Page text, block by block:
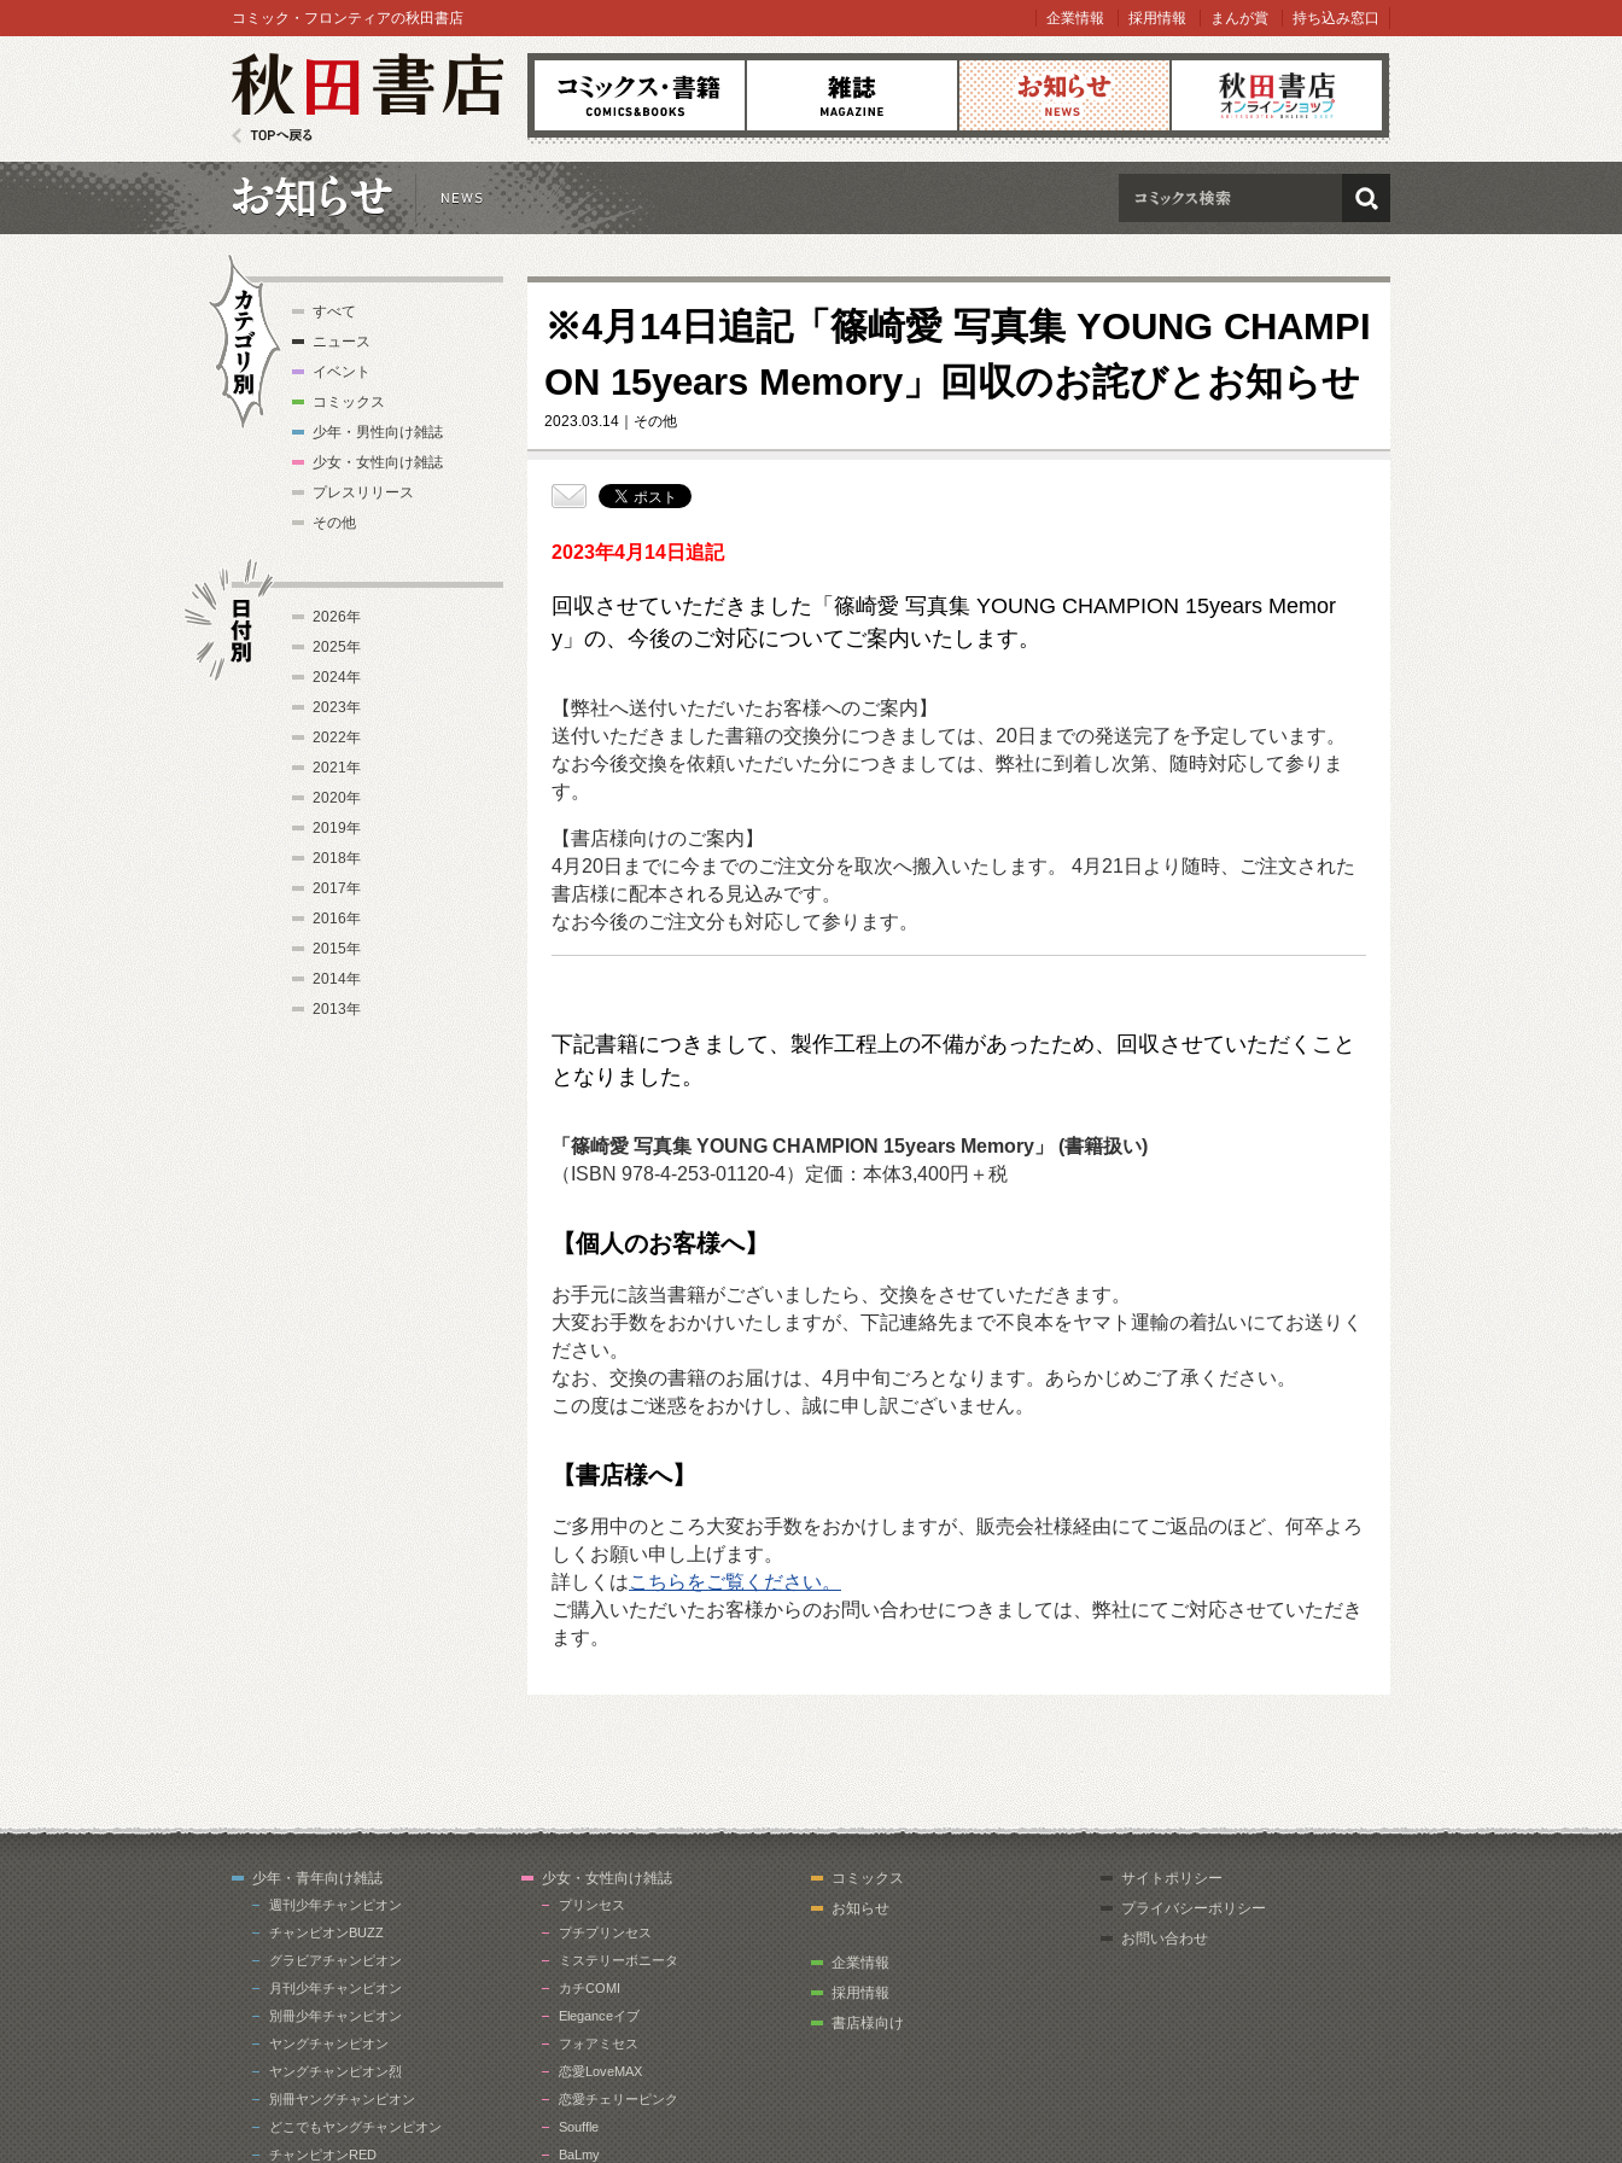
秋田書店
コミックス 雑誌 お知らせ オンラインショップ
TOPへ戻る
コミック・フロンティアの秋田書店 企業情報 採用情報 まんが賞 持ち込み窓口
検索
※4月14日追記「篠崎愛 写真集 YOUNG CHAMPI
ON 15years Memory」回収のお詫びとお知らせ
2023.03.14 その他
2023年4月14日追記
回収させていただきました「篠崎愛 写真集 YOUNG CHAMPION 15years Memor
y」の、 今後のご対応についてご案内いたします。
【弊社へ送付いただいたお客様へのご案内】
送付いただきました書籍の交換分につきましては、20日までの発送完了を予定しています。
なお今後交換を依頼いただいた分につきましては、弊社に到着し次第、随時対応して参りま
す。
【書店様向けのご案内】
4月20日までに今までのご注文分を取次へ搬入いたします。 4月21日より随時、ご注文された
書店様に配本される見込みです。
なお今後のご注文分も対応して参ります。
下記書籍につきまして、製作工程上の不備があったため、回収させていただくこと
となりました。
「篠崎愛 写真集 YOUNG CHAMPION 15years Memory」 (書籍扱い)
（ISBN 978-4-253-01120-4）定価：本体3,400円＋税
【個人のお客様へ】
お手元に該当書籍がございましたら、交換をさせていただきます。
大変お手数をおかけいたしますが、下記連絡先まで不良本をヤマト運輸の着払いにてお送りく
ださい。
なお、交換の書籍のお届けは、4月中旬ごろとなります。あらかじめご了承ください。
この度はご迷惑をおかけし、誠に申し訳ございません。
【書店様へ】
ご多用中のところ大変お手数をおかけしますが、販売会社様経由にてご返品のほど、何卒よろ
しくお願い申し上げます。
詳しくはこちらをご覧ください。
ご購入いただいたお客様からのお問い合わせにつきましては、弊社にてご対応させていただき
ます。
すべて
ニュース
イベント
コミックス
少年・男性向け雑誌
少女・女性向け雑誌
プレスリリース
その他
2026年
2025年
2024年
2023年
2022年
2021年
2020年
2019年
2018年
2017年
2016年
2015年
2014年
2013年
少年・青年向け雑誌
週刊少年チャンピオン
チャンピオンBUZZ
グラビアチャンピオン
月刊少年チャンピオン
別冊少年チャンピオン
ヤングチャンピオン
ヤングチャンピオン烈
別冊ヤングチャンピオン
どこでもヤングチャンピオン
チャンピオンRED
少女・女性向け雑誌
プリンセス
プチプリンセス
ミステリーボニータ
カチCOMI
Eleganceイブ
フォアミセス
恋愛LoveMAX
恋愛チェリーピンク
Souffle
BaLmy
コミックス
お知らせ
企業情報
採用情報
書店様向け
サイトポリシー
プライバシーポリシー
お問い合わせ